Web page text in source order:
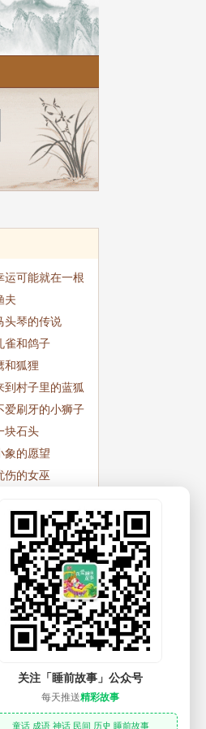
运可能就在一根
上
夫
头琴的传说
雀和鸽子
和狐狸
到村子里的蓝狐
爱刷牙的小狮子
块石头
象的愿望
伤的女巫
乾隆剃头
狐狸当侦探
麻婆豆腐的传说
作家大仲马
乐乐的奶奶长出胡
子了
太阳公公的宝贝
丰山集的变迁
小鱼学走路
再提一个问题
关注「睡前故事」公众号
每天推送精彩故事
童话 成语 神话 民间 历史 睡前故事